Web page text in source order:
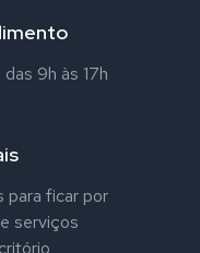
9h às 17h
para ficar por
serviços